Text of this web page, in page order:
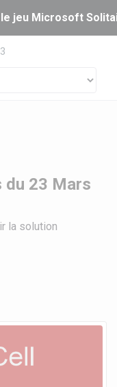
jeu Microsoft
du 23 Mars
la solution